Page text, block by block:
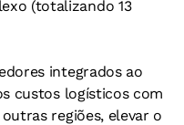
(totalizando 13
integrados ao
custos logísticos com
regiões, elevar o